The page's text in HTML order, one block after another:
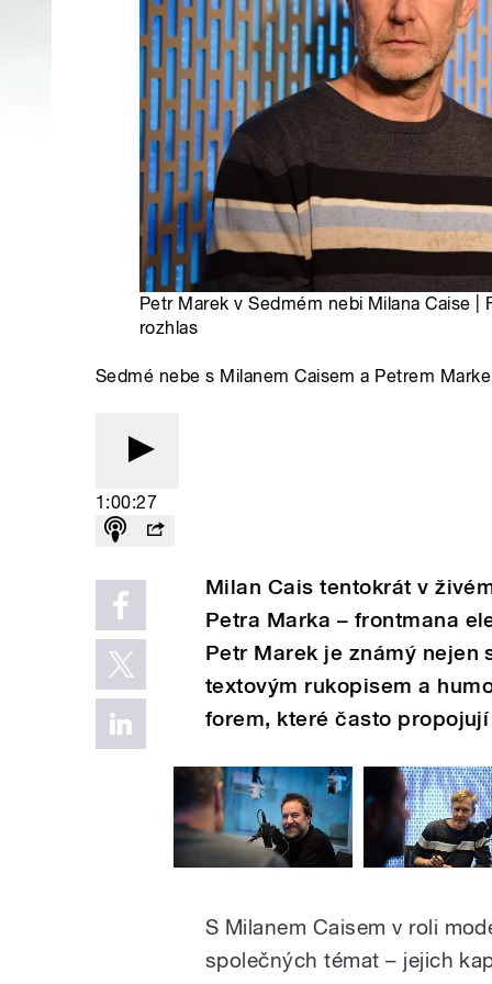
Petr Marek v Sedmém nebi Milana Caise |
rozhlas
Sedmé nebe s Milanem Caisem a Petrem
1:00:27
Milan Cais tentokrát v
Petra Marka – frontmana
Petr Marek je známý nejen
textovým rukopisem a
forem, které často
S Milanem Caisem v roli
společných témat – jejich